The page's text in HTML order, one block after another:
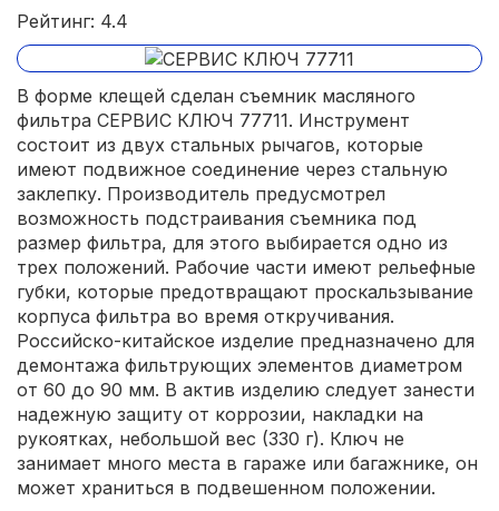
Рейтинг: 4.4
В форме клещей сделан съемник масляного
фильтра СЕРВИС КЛЮЧ 77711. Инструмент
состоит из двух стальных рычагов, которые
имеют подвижное соединение через стальную
заклепку. Производитель предусмотрел
возможность подстраивания съемника под
размер фильтра, для этого выбирается одно из
трех положений. Рабочие части имеют рельефные
губки, которые предотвращают проскальзывание
корпуса фильтра во время откручивания.
Российско-китайское изделие предназначено для
демонтажа фильтрующих элементов диаметром
от 60 до 90 мм. В актив изделию следует занести
надежную защиту от коррозии, накладки на
рукоятках, небольшой вес (330 г). Ключ не
занимает много места в гараже или багажнике, он
может храниться в подвешенном положении.